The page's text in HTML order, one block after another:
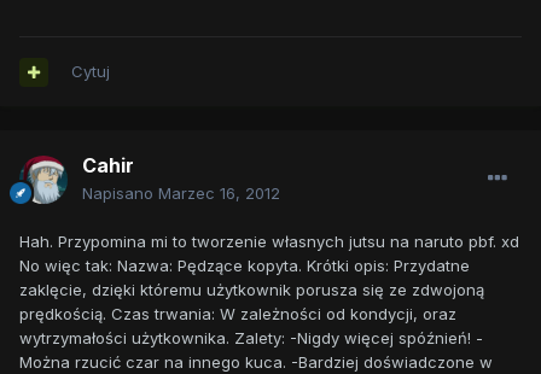
Cytuj
Cahir
Napisano Marzec 16, 2012
Hah. Przypomina mi to tworzenie własnych jutsu na naruto pbf. xd
No więc tak: Nazwa: Pędzące kopyta. Krótki opis: Przydatne
zaklęcie, dzięki któremu użytkownik porusza się ze zdwojoną
prędkością. Czas trwania: W zależności od kondycji, oraz
wytrzymałości użytkownika. Zalety: -Nigdy więcej spóźnień! -
Można rzucić czar na innego kuca. -Bardziej doświadczone w